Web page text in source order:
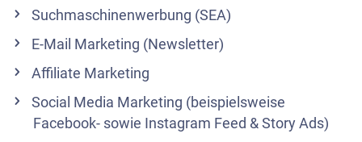
Suchmaschinenwerbung (SEA)
E-Mail Marketing (Newsletter)
Affiliate Marketing
Social Media Marketing (beispielsweise
Facebook- sowie Instagram Feed & Story Ads)